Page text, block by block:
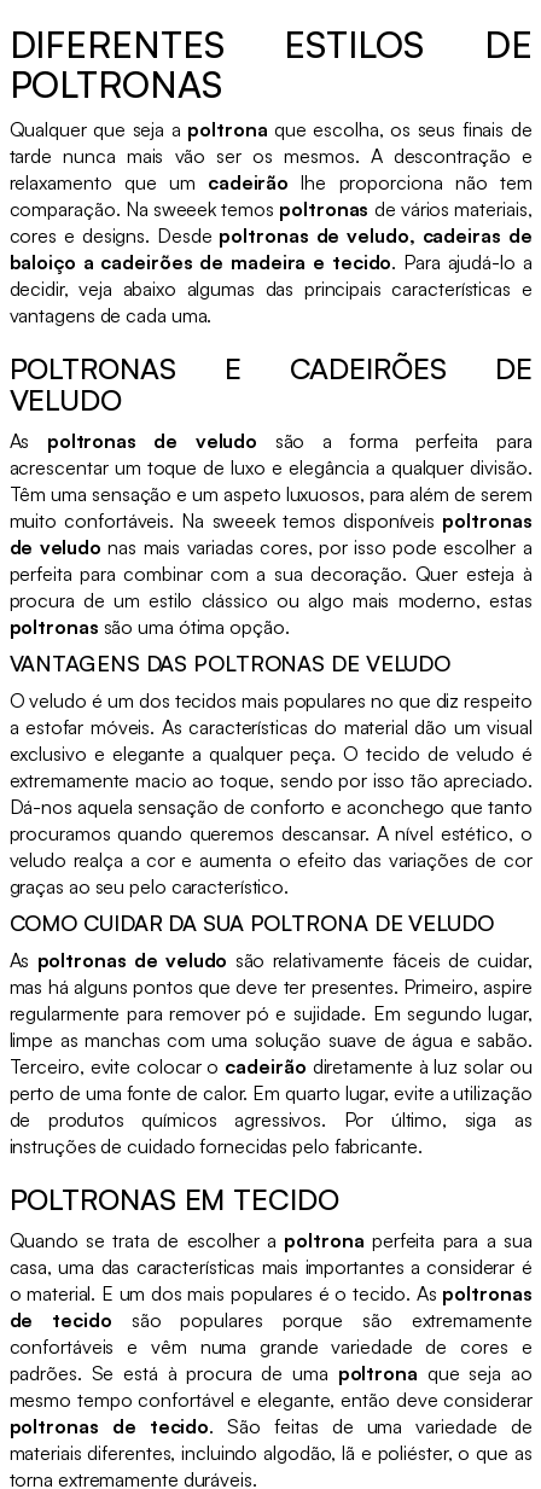
DIFERENTES ESTILOS DE
POLTRONAS
Qualquer que seja a poltrona que escolha, os seus finais de
tarde nunca mais vão ser os mesmos. A descontração e
relaxamento que um cadeirão lhe proporciona não tem
comparação. Na sweeek temos poltronas de vários materiais,
cores e designs. Desde poltronas de veludo, cadeiras de
baloiço a cadeirões de madeira e tecido. Para ajudá-lo a
decidir, veja abaixo algumas das principais características e
vantagens de cada uma.
POLTRONAS E CADEIRÕES DE
VELUDO
As poltronas de veludo são a forma perfeita para
acrescentar um toque de luxo e elegância a qualquer divisão.
Têm uma sensação e um aspeto luxuosos, para além de serem
muito confortáveis. Na sweeek temos disponíveis poltronas
de veludo nas mais variadas cores, por isso pode escolher a
perfeita para combinar com a sua decoração. Quer esteja à
procura de um estilo clássico ou algo mais moderno, estas
poltronas são uma ótima opção.
VANTAGENS DAS POLTRONAS DE VELUDO
O veludo é um dos tecidos mais populares no que diz respeito
a estofar móveis. As características do material dão um visual
exclusivo e elegante a qualquer peça. O tecido de veludo é
extremamente macio ao toque, sendo por isso tão apreciado.
Dá-nos aquela sensação de conforto e aconchego que tanto
procuramos quando queremos descansar. A nível estético, o
veludo realça a cor e aumenta o efeito das variações de cor
graças ao seu pelo característico.
COMO CUIDAR DA SUA POLTRONA DE VELUDO
As poltronas de veludo são relativamente fáceis de cuidar,
mas há alguns pontos que deve ter presentes. Primeiro, aspire
regularmente para remover pó e sujidade. Em segundo lugar,
limpe as manchas com uma solução suave de água e sabão.
Terceiro, evite colocar o cadeirão diretamente à luz solar ou
perto de uma fonte de calor. Em quarto lugar, evite a utilização
de produtos químicos agressivos. Por último, siga as
instruções de cuidado fornecidas pelo fabricante.
POLTRONAS EM TECIDO
Quando se trata de escolher a poltrona perfeita para a sua
casa, uma das características mais importantes a considerar é
o material. E um dos mais populares é o tecido. As poltronas
de tecido são populares porque são extremamente
confortáveis e vêm numa grande variedade de cores e
padrões. Se está à procura de uma poltrona que seja ao
mesmo tempo confortável e elegante, então deve considerar
poltronas de tecido. São feitas de uma variedade de
materiais diferentes, incluindo algodão, lã e poliéster, o que as
torna extremamente duráveis.